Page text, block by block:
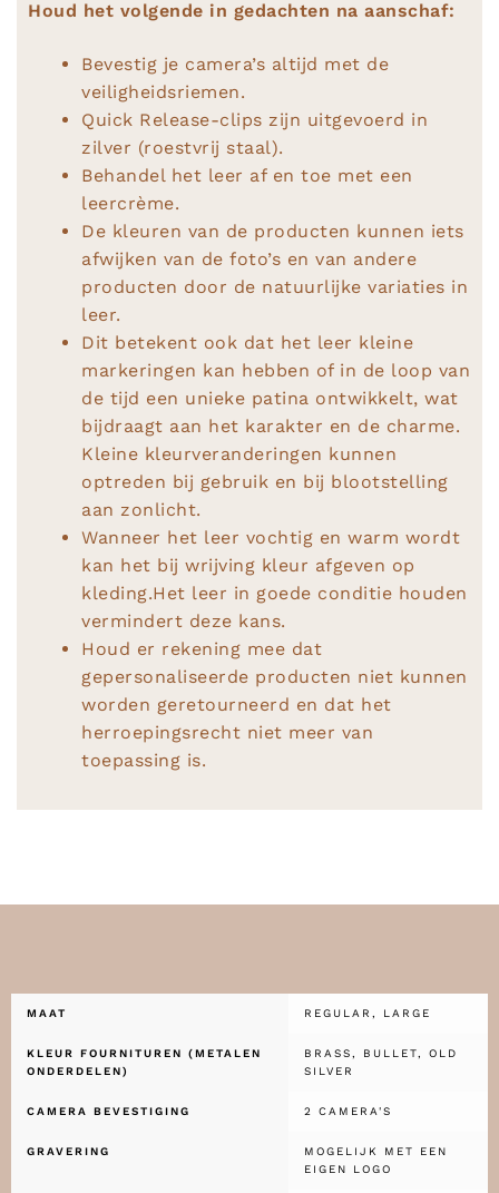
Houd het volgende in gedachten na aanschaf:
Bevestig je camera’s altijd met de
veiligheidsriemen.
Quick Release-clips zijn uitgevoerd in
zilver (roestvrij staal).
Behandel het leer af en toe met een
leercrème.
De kleuren van de producten kunnen iets
afwijken van de foto’s en van andere
producten door de natuurlijke variaties in
leer.
Dit betekent ook dat het leer kleine
markeringen kan hebben of in de loop van
de tijd een unieke patina ontwikkelt, wat
bijdraagt aan het karakter en de charme.
Kleine kleurveranderingen kunnen
optreden bij gebruik en bij blootstelling
aan zonlicht.
Wanneer het leer vochtig en warm wordt
kan het bij wrijving kleur afgeven op
kleding.Het leer in goede conditie houden
vermindert deze kans.
Houd er rekening mee dat
gepersonaliseerde producten niet kunnen
worden geretourneerd en dat het
herroepingsrecht niet meer van
toepassing is.
MAAT REGULAR, LARGE
KLEUR FOURNITUREN (METALEN
ONDERDELEN)
BRASS, BULLET, OLD
SILVER
CAMERA BEVESTIGING 2 CAMERA'S
GRAVERING
MOGELIJK MET EEN
EIGEN LOGO